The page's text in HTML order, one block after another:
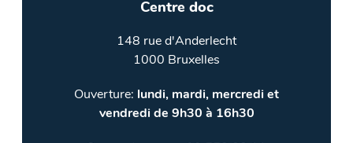
Centre doc
148 rue d'Anderlecht
1000 Bruxelles
Ouverture: lundi, mardi, mercredi et
vendredi de 9h30 à 16h30